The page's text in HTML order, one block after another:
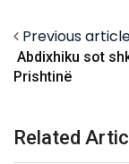
Previous
Abdixhiku sot
Prishtinë
Related